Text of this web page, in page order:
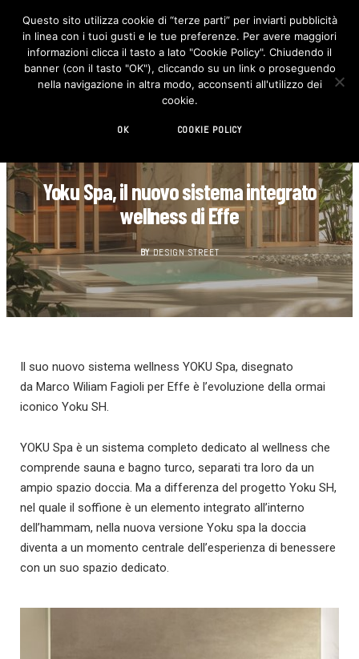
F
c
e
b
o
I
n
s
t
Yoku Spa, il nuovo sistema integrato
wellness di Effe
BY DESIGN STREET
Il suo nuovo sistema wellness YOKU Spa, disegnato
da Marco Wiliam Fagioli per Effe è l’evoluzione della ormai
iconico Yoku SH.
YOKU Spa è un sistema completo dedicato al wellness che
comprende sauna e bagno turco, separati tra loro da un
ampio spazio doccia. Ma a differenza del progetto Yoku SH,
nel quale il soffione è un elemento integrato all’interno
dell’hammam, nella nuova versione Yoku spa la doccia
diventa a un momento centrale dell’esperienza di benessere
con un suo spazio dedicato.
Questo sito utilizza cookie di “terze parti” per inviarti pubblicità
in linea con i tuoi gusti e le tue preferenze. Per avere maggiori
informazioni clicca il tasto a lato "Cookie Policy". Chiudendo il
banner (con il tasto "OK"), cliccando su un link o proseguendo
nella navigazione in altra modo, acconsenti all'utilizzo dei
cookie.
OK COOKIE POLICY